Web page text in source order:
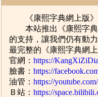
《康熙字典網上版》
本站推出《康熙字典
的支持，讓我們仍有動
最完整的《康熙字典網上
官網：https://
臉書：https://
油管：https://
Ｂ站：https://